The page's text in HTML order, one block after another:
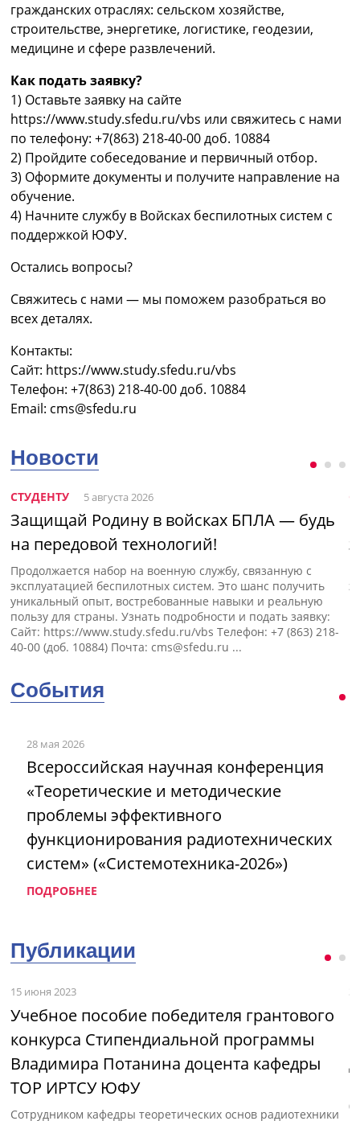
гражданских отраслях: сельском хозяйстве,
строительстве, энергетике, логистике, геодезии,
медицине и сфере развлечений.
Как подать заявку?
1) Оставьте заявку на сайте
https://www.study.sfedu.ru/vbs или свяжитесь с нами
по телефону: +7(863) 218-40-00 доб. 10884
2) Пройдите собеседование и первичный отбор.
3) Оформите документы и получите направление на
обучение.
4) Начните службу в Войсках беспилотных систем с
поддержкой ЮФУ.
Остались вопросы?
Свяжитесь с нами — мы поможем разобраться во
всех деталях.
Контакты:
Сайт: https://www.study.sfedu.ru/vbs
Телефон: +7(863) 218-40-00 доб. 10884
Email: cms@sfedu.ru
Новости
СТУДЕНТУ 5 августа 2026
Защищай Родину в войсках БПЛА — будь
на передовой технологий!
Продолжается набор на военную службу, связанную с
эксплуатацией беспилотных систем. Это шанс получить
уникальный опыт, востребованные навыки и реальную
пользу для страны. Узнать подробности и подать заявку:
Сайт: https://www.study.sfedu.ru/vbs Телефон: +7 (863) 218-
40-00 (доб. 10884) Почта:cms@sfedu.ru ...
События
28 мая 2026
Всероссийская научная конференция
«Теоретические и методические
проблемы эффективного
функционирования радиотехнических
систем» («Системотехника-2026»)
ПОДРОБНЕЕ
Публикации
15 июня 2023
Учебное пособие победителя грантового
конкурса Стипендиальной программы
Владимира Потанина доцента кафедры
ТОР ИРТСУ ЮФУ
Сотрудником кафедры теоретических основ радиотехники